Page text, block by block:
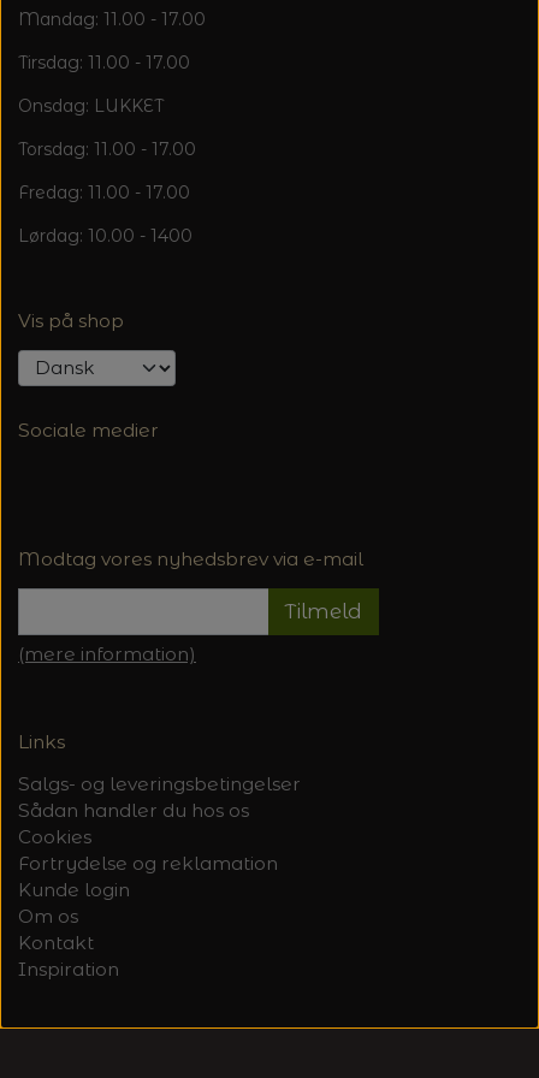
Mandag: 11.00 - 17.00
Tirsdag: 11.00 - 17.00
Onsdag: LUKKET
Torsdag: 11.00 - 17.00
Fredag: 11.00 - 17.00
Lørdag: 10.00 - 1400
Vis på shop
Sociale medier
Modtag vores nyhedsbrev via e-mail
Tilmeld
(mere information)
Links
Salgs- og leveringsbetingelser
Sådan handler du hos os
Cookies
Fortrydelse og reklamation
Kunde login
Om os
Kontakt
Inspiration